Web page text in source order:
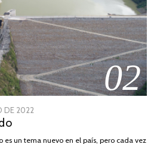
02
DE 2022
es un tema nuevo en el país, pero cada vez